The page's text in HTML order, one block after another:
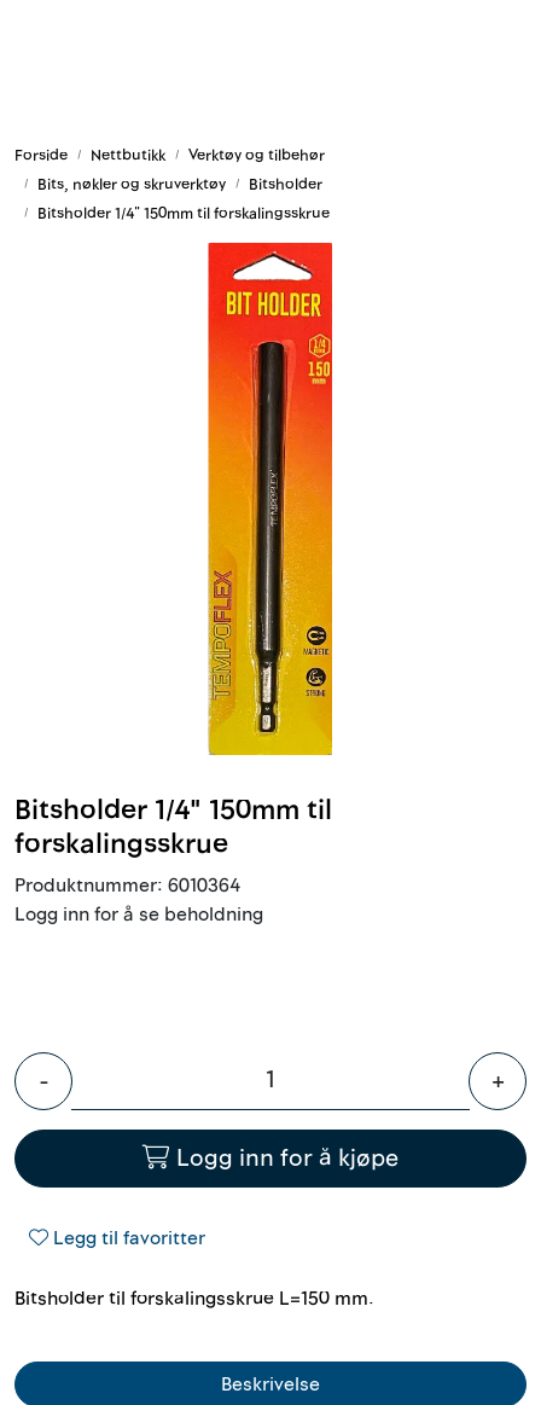
Forside Nettbutikk
Verktøy og tilbehør
Bits, nøkler og skruverktøy
Bitsholder
Bitsholder 1/4" 150mm til forskalingsskrue
Bitsholder 1/4" 150mm til
forskalingsskrue
Produktnummer: 6010364
Logg inn for å se beholdning
- +
Logg inn for å kjøpe
Legg til favoritter
Bitsholder til forskalingsskrue L=150 mm.
Beskrivelse
Belysning og sesong
Verktøy og tilbehør
Forskaling
Outlet